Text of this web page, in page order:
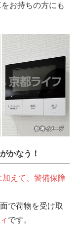
お持ちの方にも
かなう！
えて、警備保障
で荷物を受け取
です。